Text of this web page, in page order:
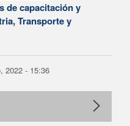
de capacitación y
Transporte y
2022 - 15:36